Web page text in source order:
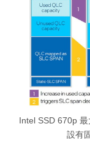
Intel SSD 670p
設有